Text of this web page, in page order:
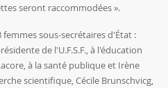
seront raccommodées ».
femmes sous-secrétaires d'État :
de l'U.F.S.F., à l'éducation
à la santé publique et Irène
scientifique, Cécile Brunschvicg,